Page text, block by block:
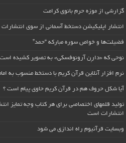
گزارشی از موزه حرم بانوی کرامت
انتشار اپلیکیشن دستخط آسمانی از سوی انتشارات
فضیلت‌ها و خواص سوره مبارکه “حمد”
نوحی که «دارِن آرونوفسکی» به تصویر کشیده
نرم افزار آنلاین قرآن کریم با دستخط منسوب به
آیا شکل حروف هم در قرآن کریم حاوی پیام است ؟
تولید قلمهای اختصاصی برای هر کتاب وجه تمایز
انتشارات است
وبسایت قرآنیوم راه اندازی می شود